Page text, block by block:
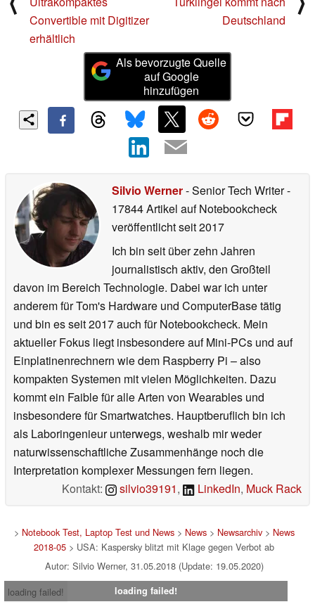
Convertible mit Digitizer
erhältlich
Deutschland
Als bevorzugte Quelle
auf Google
hinzufügen
Silvio Werner- Senior Tech Writer-
17844 Artikel auf Notebookcheck
veröffentlichtseit 2017
Ich bin seit über zehn Jahren
journalistisch aktiv, den Großteil
davon im Bereich Technologie. Dabei war ich unter
anderem für Tom's Hardware und ComputerBase tätig
und bin es seit 2017 auch für Notebookcheck. Mein
aktueller Fokus liegt insbesondere auf Mini-PCs und auf
Einplatinenrechnern wie dem Raspberry Pi – also
kompakten Systemen mit vielen Möglichkeiten. Dazu
kommt ein Faible für alle Arten von Wearables und
insbesondere für Smartwatches. Hauptberuflich bin ich
als Laboringenieur unterwegs, weshalb mir weder
naturwissenschaftliche Zusammenhänge noch die
Interpretation komplexer Messungen fern liegen.
Kontakt:
silvio39191, LinkedIn, Muck Rack
> Notebook Test, Laptop Test und News> News> Newsarchiv> News
2018-05 > USA: Kaspersky blitzt mit Klage gegen Verbot ab
Autor: Silvio Werner, 31.05.2018 (Update: 19.05.2020)
loading failed!
loading failed!